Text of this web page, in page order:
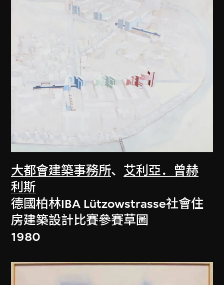
大都會建築事務所、 艾利亞．曾赫
利斯
德國柏林IBA Lützowstrasse社會住
房建築設計比賽參賽草圖
1980